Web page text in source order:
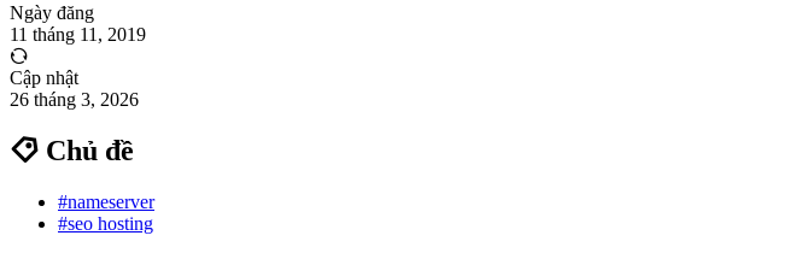
Ngày đăng
11 tháng 11, 2019
Cập nhật
26 tháng 3, 2026
Chủ đề
#nameserver
#seo hosting